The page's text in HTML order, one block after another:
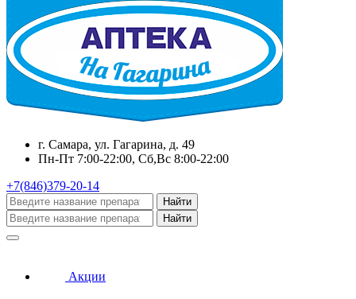
г. Самара, ул. Гагарина, д. 49
Пн-Пт 7:00-22:00, Сб,Вс 8:00-22:00
+7(846)379-20-14
Найти
Найти
Акции